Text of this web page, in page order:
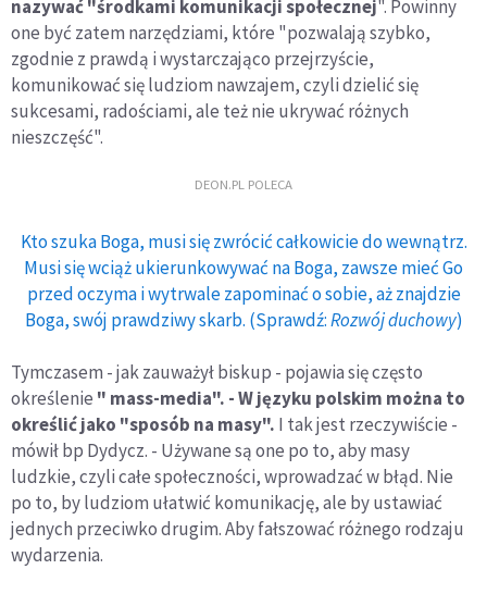
nazywać "środkami komunikacji społecznej". Powinny
one być zatem narzędziami, które "pozwalają szybko,
zgodnie z prawdą i wystarczająco przejrzyście,
komunikować się ludziom nawzajem, czyli dzielić się
sukcesami, radościami, ale też nie ukrywać różnych
nieszczęść".
DEON.PL POLECA
Kto szuka Boga, musi się zwrócić całkowicie do wewnątrz.
Musi się wciąż ukierunkowywać na Boga, zawsze mieć Go
przed oczyma i wytrwale zapominać o sobie, aż znajdzie
Boga, swój prawdziwy skarb. (Sprawdź:Rozwój duchowy)
Tymczasem - jak zauważył biskup - pojawia się często
określenie " mass-media". - W języku polskim można to
określić jako "sposób na masy". I tak jest rzeczywiście -
mówił bp Dydycz. - Używane są one po to, aby masy
ludzkie, czyli całe społeczności, wprowadzać w błąd. Nie
po to, by ludziom ułatwić komunikację, ale by ustawiać
jednych przeciwko drugim. Aby fałszować różnego rodzaju
wydarzenia.